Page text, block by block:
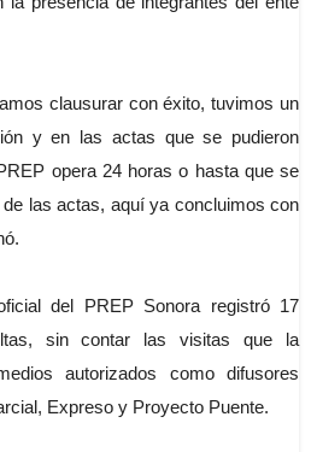
clausurar con éxito, tuvimos un
y en las actas que se pudieron
opera 24 horas o hasta que se
las actas, aquí ya concluimos con
del PREP Sonora registró 17
sin contar las visitas que la
autorizados como difusores
Expreso y Proyecto Puente.